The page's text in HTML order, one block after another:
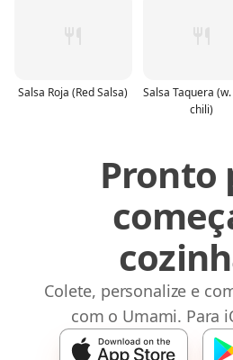
Salsa Roja (Red Salsa)
Salsa Taquera
chili)
Pronto
Colete, personalize e
com o Umami. Para